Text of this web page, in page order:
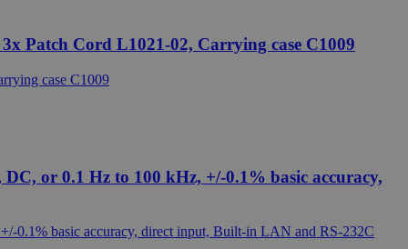
Patch Cord L1021-02, Carrying case C1009
or 0.1 Hz to 100 kHz, +/-0.1% basic accuracy,
kliens
elemzési jelentések
értéket tárol és frissít, és